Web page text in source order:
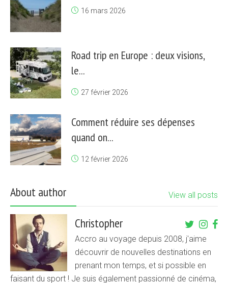
16 mars 2026
Road trip en Europe : deux visions,
le...
27 février 2026
Comment réduire ses dépenses
quand on...
12 février 2026
About author View all posts
Christopher
Accro au voyage depuis 2008, j'aime
découvrir de nouvelles destinations en
prenant mon temps, et si possible en
faisant du sport ! Je suis également passionné de cinéma,